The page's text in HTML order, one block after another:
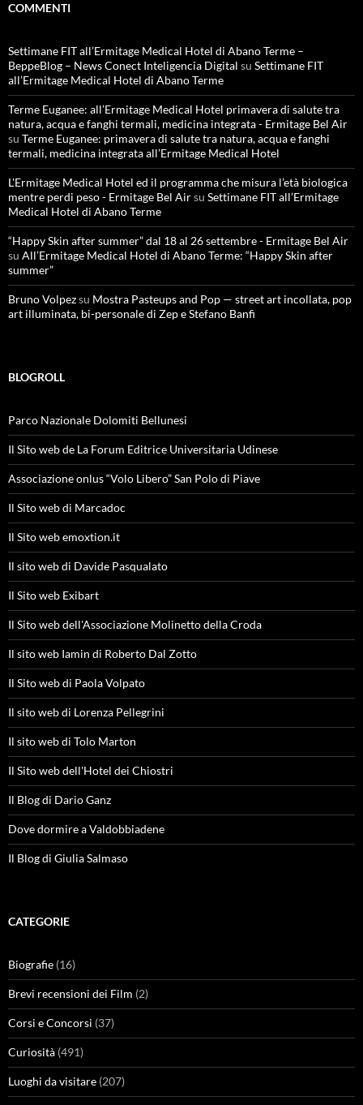
COMMENTI
Settimane FIT all’Ermitage Medical Hotel di Abano Terme –
BeppeBlog – News Conect Inteligencia Digital su Settimane FIT
all’Ermitage Medical Hotel di Abano Terme
Terme Euganee: all’Ermitage Medical Hotel primavera di salute tra
natura, acqua e fanghi termali, medicina integrata - Ermitage Bel Air
su Terme Euganee: primavera di salute tra natura, acqua e fanghi
termali, medicina integrata all’Ermitage Medical Hotel
L'Ermitage Medical Hotel ed il programma che misura l’età biologica
mentre perdi peso - Ermitage Bel Airsu Settimane FIT all’Ermitage
Medical Hotel di Abano Terme
“Happy Skin after summer” dal 18 al 26 settembre - Ermitage Bel Air
su All’Ermitage Medical Hotel di Abano Terme: “Happy Skin after
summer”
Bruno Volpezsu Mostra Pasteups and Pop — street art incollata, pop
art illuminata, bi-personale di Zep e Stefano Banfi
BLOGROLL
Parco Nazionale Dolomiti Bellunesi
Il Sito web de La Forum Editrice Universitaria Udinese
Associazione onlus “Volo Libero” San Polo di Piave
Il Sito web di Marcadoc
Il Sito web emoxtion.it
Il sito web di Davide Pasqualato
Il Sito web Exibart
Il Sito web dell'Associazione Molinetto della Croda
Il sito web Iamin di Roberto Dal Zotto
Il Sito web di Paola Volpato
Il sito web di Lorenza Pellegrini
Il sito web di Tolo Marton
Il Sito web dell'Hotel dei Chiostri
Il Blog di Dario Ganz
Dove dormire a Valdobbiadene
Il Blog di Giulia Salmaso
CATEGORIE
Biografie (16)
Brevi recensioni dei Film (2)
Corsi e Concorsi (37)
Curiosità (491)
Luoghi da visitare (207)